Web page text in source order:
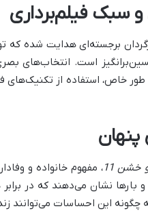
و سبک فیلم‌برداری
برجسته‌ای هدایت شده که
است. انتخاب‌های بصری
خاص، استفاده از
پنهان
خشن 11
، مفهوم خانواده و
نشان می‌دهند که در برابر
چگونه این احساسات می‌توانند